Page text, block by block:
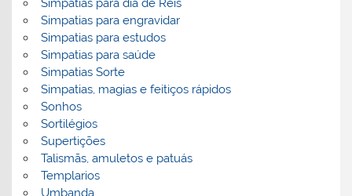
Simpatias para dia de Reis
Simpatias para engravidar
Simpatias para estudos
Simpatias para saúde
Simpatias Sorte
Simpatias, magias e feitiços rápidos
Sonhos
Sortilégios
Supertições
Talismãs, amuletos e patuás
Templarios
Umbanda